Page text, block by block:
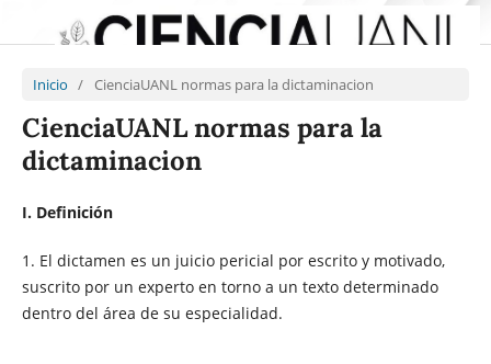
Inicio / CienciaUANL normas para la dictaminacion
CienciaUANL normas para la
dictaminacion
I. Definición
1. El dictamen es un juicio pericial por escrito y motivado,
suscrito por un experto en torno a un texto determinado
dentro del área de su especialidad.